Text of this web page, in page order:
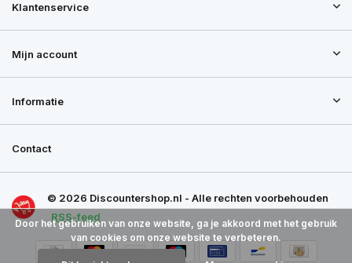
Klantenservice
Mijn account
Informatie
Contact
© 2026 Discountershop.nl - Alle rechten voorbehouden
RSS-feed
Door het gebruiken van onze website, ga je akkoord met het gebruik
van cookies om onze website te verbeteren.